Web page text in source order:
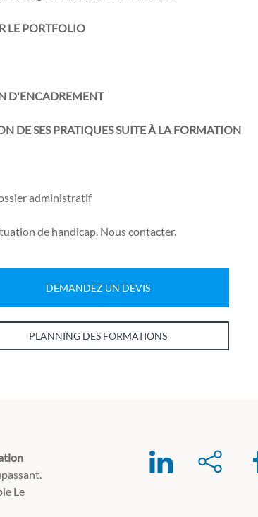
LE PORTFOLIO
D'ENCADREMENT
DE SES PRATIQUES SUITE À LA FORMATION
administratif
de handicap. Nous contacter.
DEMANDEZ UN DEVIS
PLANNING DES FORMATIONS
Le